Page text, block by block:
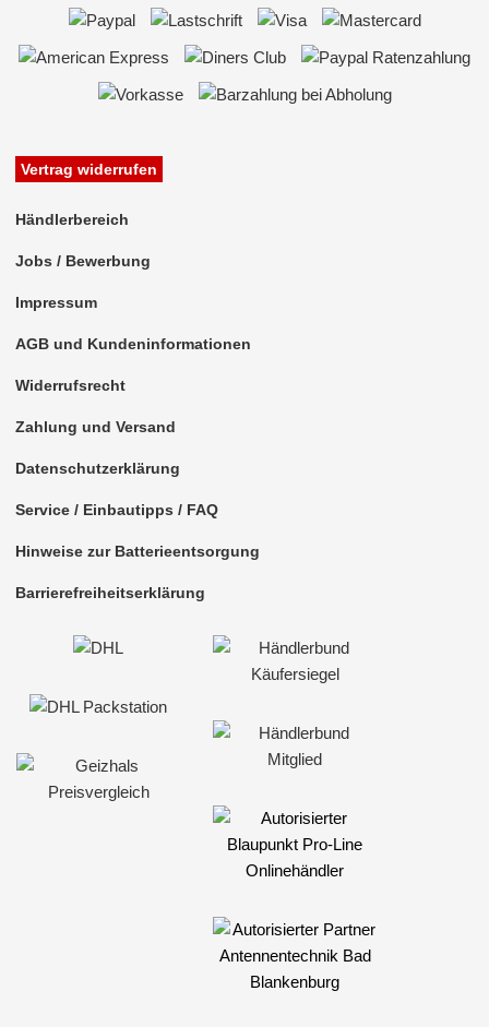
Vertrag widerrufen
Händlerbereich
Jobs / Bewerbung
Impressum
AGB und Kundeninformationen
Widerrufsrecht
Zahlung und Versand
Datenschutzerklärung
Service / Einbautipps / FAQ
Hinweise zur Batterieentsorgung
Barrierefreiheitserklärung